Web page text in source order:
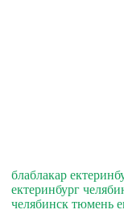
блаблакар
ектеринбург
челябинск тюмень